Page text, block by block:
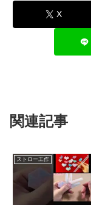
X
関連記事
ストロー工作